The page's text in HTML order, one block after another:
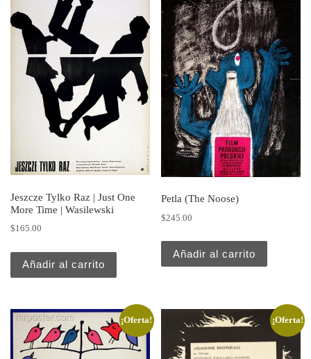
Jeszcze Tylko Raz | Just One
More Time | Wasilewski
$165.00
Añadir al carrito
Petla (The Noose)
$245.00
Añadir al carrito
¡Oferta! ¡Oferta!